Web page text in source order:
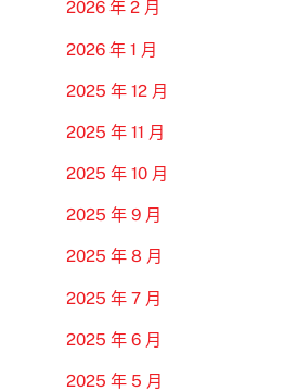
2026 年 2 月
2026 年 1 月
2025 年 12 月
2025 年 11 月
2025 年 10 月
2025 年 9 月
2025 年 8 月
2025 年 7 月
2025 年 6 月
2025 年 5 月